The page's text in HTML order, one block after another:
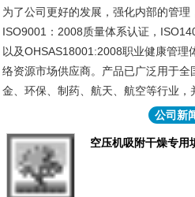
为了公司更好的发展，强化内部的管
ISO9001：2008质量体系认证，
以及OHSAS18001:2008职业健康管理
络资源市场供应商。产品已广泛用于
金、环保、制药、航天、航空等行业，
公司新
空压机吸附干燥专用